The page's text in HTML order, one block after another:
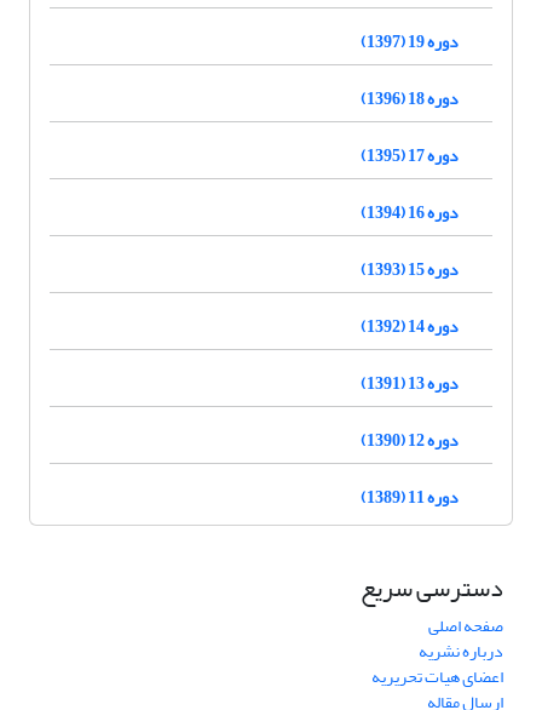
دوره 19 (1397)
دوره 18 (1396)
دوره 17 (1395)
دوره 16 (1394)
دوره 15 (1393)
دوره 14 (1392)
دوره 13 (1391)
دوره 12 (1390)
دوره 11 (1389)
دسترسی سریع
صفحه اصلی
درباره نشریه
اعضای هیات تحریریه
ارسال مقاله